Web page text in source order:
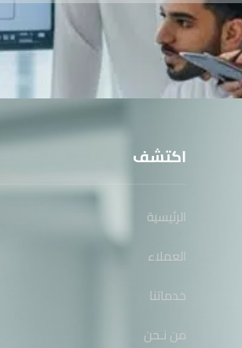
اكتشف
الرئيسية
العملاء
خدماتنا
من نـحن